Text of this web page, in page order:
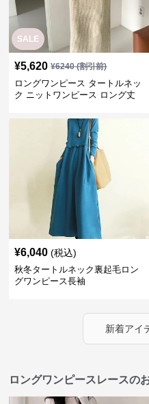
SALE
¥5,620 ¥6240(割引前)
ロングワンピース タートルネッ
ク ニットワンピース ロング丈
¥6,040 (税込)
秋冬タートルネック裏起毛ロン
グワンピース長袖
新着アイ
ロングワンピースレースの